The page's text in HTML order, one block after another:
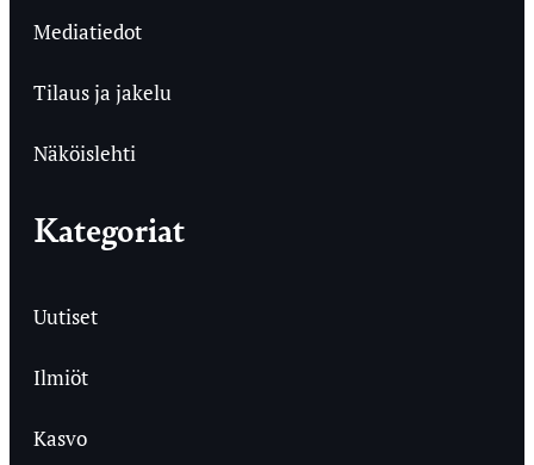
Mediatiedot
Tilaus ja jakelu
Näköislehti
Kategoriat
Uutiset
Ilmiöt
Kasvo